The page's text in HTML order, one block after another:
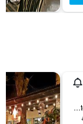
VI Etapa 217 Rotonda de la Virgen 2 Cuad, ماناغوا, نيكاراجوا